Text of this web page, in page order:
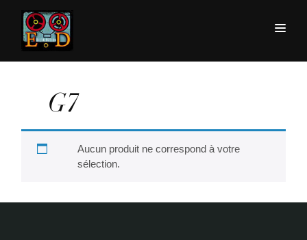
G7
Aucun produit ne correspond à votre
sélection.